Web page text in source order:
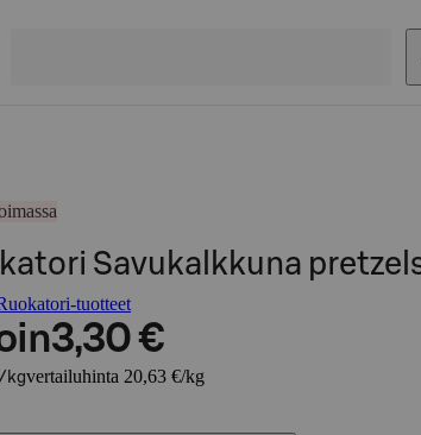
Savukalkkuna
tuotteet
3,30 €
kgvertailuhinta 20,63 €/kg